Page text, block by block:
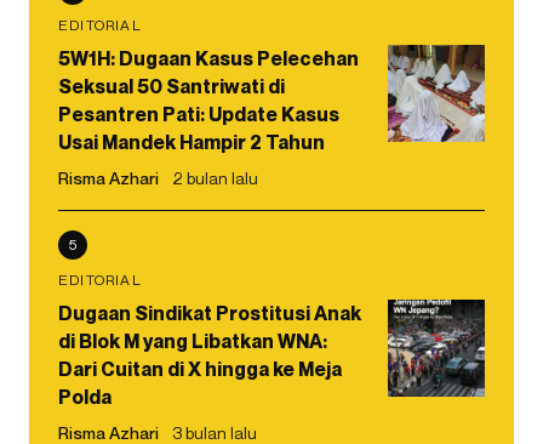
EDITORIAL
5W1H: Dugaan Kasus Pelecehan
Seksual 50 Santriwati di
Pesantren Pati: Update Kasus
Usai Mandek Hampir 2 Tahun
Risma Azhari 2 bulan lalu
5
EDITORIAL
Dugaan Sindikat Prostitusi Anak
di Blok M yang Libatkan WNA:
Dari Cuitan di X hingga ke Meja
Polda
Risma Azhari 3 bulan lalu